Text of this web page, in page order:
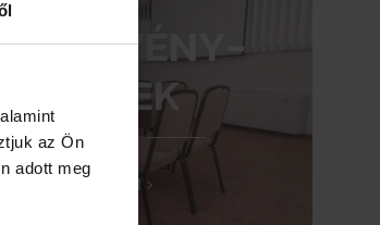
az Ön
adott meg
TERMEK
MEGNÉZEM ›